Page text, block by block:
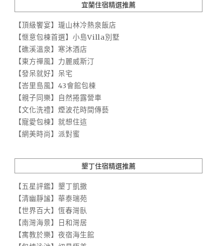
宜蘭住宿精選推薦
【頂級饗宴】瓏山林冷熱泉飯店
【愜意包棟首選】小島Villa別墅
【礁溪溫泉】寒沐酒店
【東方禪風】力麗威斯汀
【發呆就好】呆宅
【峇里島風】43會館包棟
【親子同樂】自然捲露營車
【文化洗禮】煙波花時間傳藝
【寵愛包棟】就想住這
【網美時尚】派對蜜
墾丁住宿精選推薦
【五星評鑑】墾丁凱撒
【清幽靜謐】華泰瑞苑
【世界百大】恆春灣臥
【南灣海景】日和灣居
【寓教於樂】夜宿海生館